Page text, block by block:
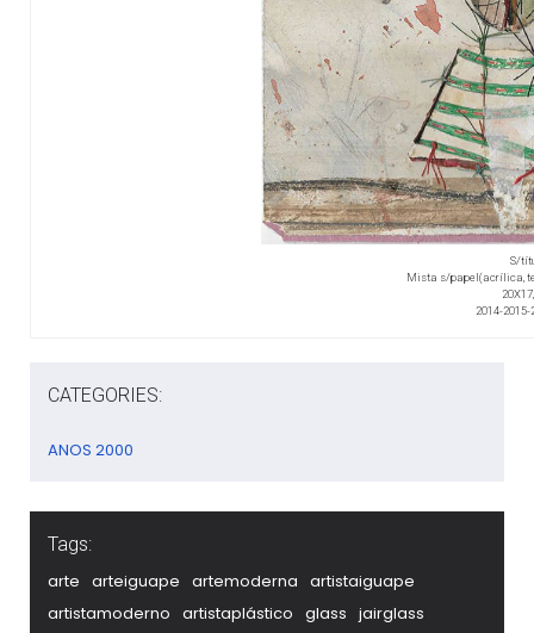
S/
Mista s/papel(acrílica,
2014-2015-
CATEGORIES:
ANOS 2000
Tags:
arte arteiguape artemoderna artistaiguape
artistamoderno artistaplástico glass jairglass